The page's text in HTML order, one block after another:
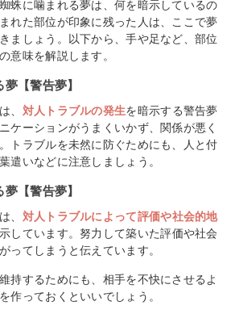
蛛に噛まれる夢は、何を暗示しているの
れた部位が印象に残った人は、ここで夢
ましょう。以下から、手や足など、部位
意味を解説します。
【警告夢】
、 対人トラブルの発生を暗示する警告夢
ケーションがうまくいかず、関係が悪く
トラブルを未然に防ぐためにも、人と付
遣いなどに注意しましょう。
【警告夢】
、 対人トラブルによって評価や社会的地
しています。努力して築いた評価や社会
ってしまうと伝えています。
持するためにも、相手を不快にさせるよ
作っておくといいでしょう。